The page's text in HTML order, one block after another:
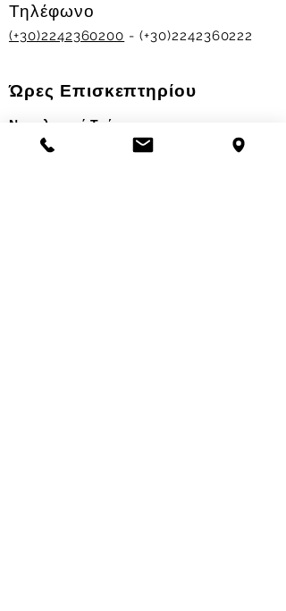
Τηλέφωνο
(+30)2242360200 - (+30)2242360222
Ώρες Επισκεπτηρίου
Νοσηλευτικά Τμήματα
Χειμερινό ωράριο: 11.00-13.00
17.30-19.30